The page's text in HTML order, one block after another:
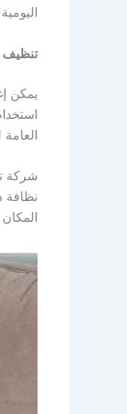
تنظيف
يمكن
شركة
نظافة